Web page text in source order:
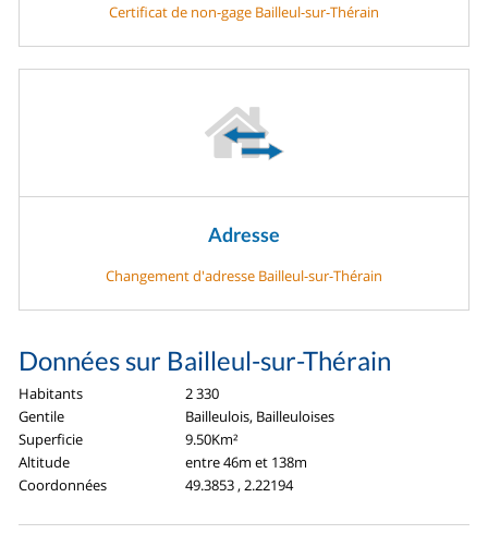
Certificat de non-gage Bailleul-sur-Thérain
Adresse
Changement d'adresse Bailleul-sur-Thérain
Données sur Bailleul-sur-Thérain
Habitants
2 330
Gentile
Bailleulois, Bailleuloises
Superficie
9.50Km²
Altitude
entre 46m et 138m
Coordonnées
49.3853 , 2.22194